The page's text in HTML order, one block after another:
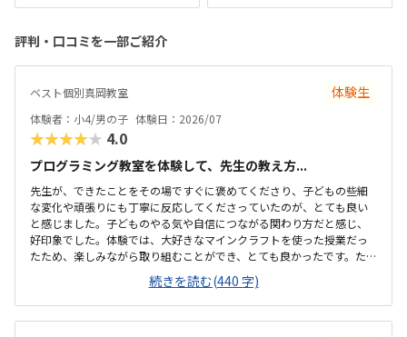
評判・口コミを一部ご紹介
ベスト個別真岡教室 体験生
体験者：小4/男の子 体験日：2026/07
★★★★★ 4.0
プログラミング教室を体験して、先生の教え方...
先生が、できたことをその場ですぐに褒めてくださり、子どもの些細
な変化や頑張りにも丁寧に反応してくださっていたのが、とても良い
と感じました。子どものやる気や自信につながる関わり方だと感じ、
好印象でした。体験では、大好きなマインクラフトを使った授業だっ
たため、楽しみながら取り組むことができ、とても良かったです。た
だ、今後もずっとマインクラフトを使った内容ではないと伺ったの
で、その後も興味を持って取り組めるかどうかは少し気になる点でし
た。教室は自宅から15分ほどの距離にあり、通いやすいと感じまし
た。また、駐車場もあるため、送り迎えもしやすく、安心して通わせ
続きを読む(440 字)